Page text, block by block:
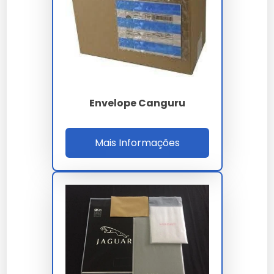
Insira o documento no compartimento
transparente.
Fixe o envelope na superfície desejada,
pressionando firmemente.
Quanto Custa Envelope Canguru
Transparente
O preço do envelope canguru transparente varia
entre R$0,50 e R$1,50 por unidade, dependendo da
quantidade e do fornecedor. Fatores como o tipo de
adesivo e a espessura do polietileno podem
influenciar no preço.
Onde Comprar
Os envelopes canguru transparentes podem ser
adquiridos em lojas de material de escritório,
papelarias e plataformas online especializadas. Ao
Envelope Canguru
Mais Informações